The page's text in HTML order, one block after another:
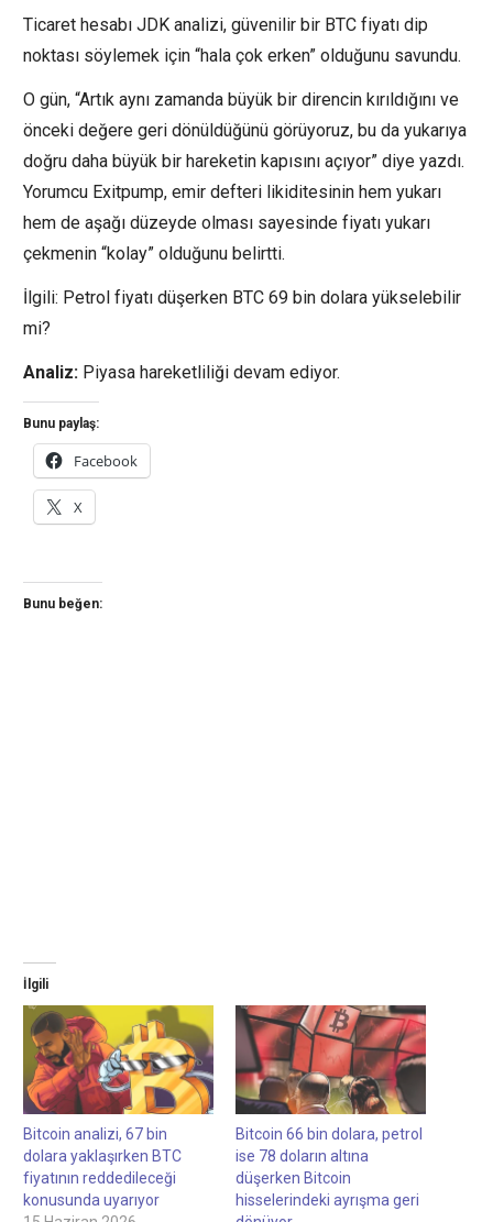
Ticaret hesabı JDK analizi, güvenilir bir BTC fiyatı dip
noktası söylemek için “hala çok erken” olduğunu savundu.
O gün, “Artık aynı zamanda büyük bir direncin kırıldığını ve
önceki değere geri dönüldüğünü görüyoruz, bu da yukarıya
doğru daha büyük bir hareketin kapısını açıyor” diye yazdı.
Yorumcu Exitpump, emir defteri likiditesinin hem yukarı
hem de aşağı düzeyde olması sayesinde fiyatı yukarı
çekmenin “kolay” olduğunu belirtti.
İlgili: Petrol fiyatı düşerken BTC 69 bin dolara yükselebilir
mi?
Analiz: Piyasa hareketliliği devam ediyor.
Bunu paylaş:
Facebook
X
Bunu beğen:
İlgili
Bitcoin analizi, 67 bin
dolara yaklaşırken BTC
fiyatının reddedileceği
konusunda uyarıyor
Bitcoin 66 bin dolara, petrol
ise 78 doların altına
düşerken Bitcoin
hisselerindeki ayrışma geri